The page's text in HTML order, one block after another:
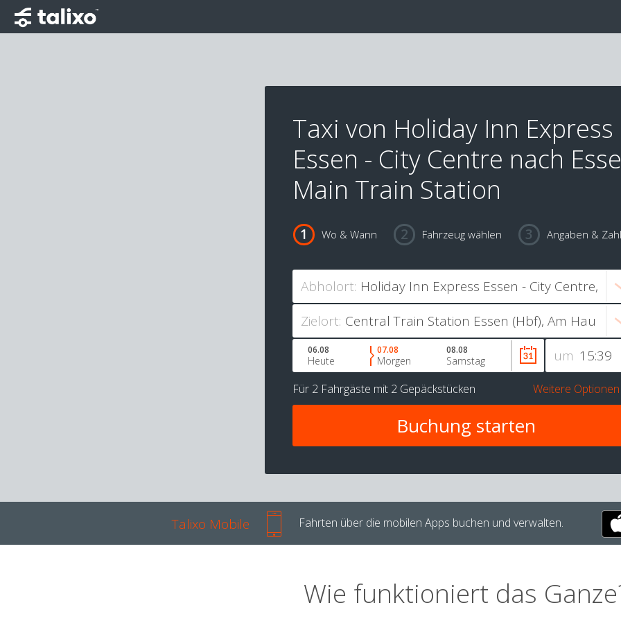
Taxi von Holiday Inn Express
Essen - City Centre nach
Main Train Station
Wo & Wann Fahrzeug wählen Angaben &
Abholort:
Zielort:
um
06.08
Heute
07.08
Morgen
08.08
Samstag
Für 2 Fahrgäste mit 2 Gepäckstücken Weitere Optionen
Talixo Mobile Fahrten über die mobilen Apps buchen und verwalten.
Wie funktioniert das